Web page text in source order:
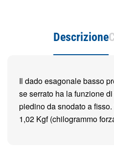
Descrizione
Il dado esagonale basso
se serrato ha la funzione
piedino da snodato a
1,02 Kgf (chilogrammo